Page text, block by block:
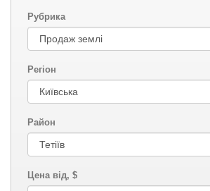
Рубрика
Регіон
Район
Цена від, $